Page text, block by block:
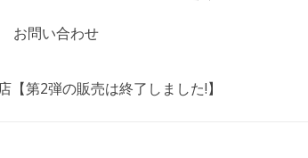
お問い合わせ
【第2弾の販売は終了しました!】